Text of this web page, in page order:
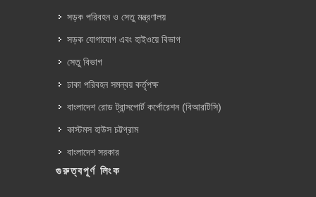
সড়ক পরিবহন ও সেতু মন্ত্রণালয়
সড়ক যোগাযোগ এবং হাইওয়ে বিভাগ
সেতু বিভাগ
ঢাকা পরিবহন সমন্বয় কর্তৃপক্ষ
বাংলাদেশ রোড ট্রান্সপোর্ট কর্পোরেশন (বিআরটিসি)
কাস্টমস হাউস চট্টগ্রাম
বাংলাদেশ সরকার
গুরুত্বপূর্ণ লিংক